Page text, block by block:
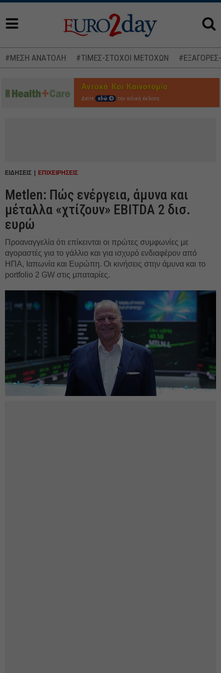
#ΜΕΣΗ ΑΝΑΤΟΛΗ #ΤΙΜΕΣ-ΣΤΟΧΟΙ ΜΕΤΟΧΩΝ
Δείτε εδώ την ειδική έκδοση
ΕΙΔΗΣΕΙΣ ΕΠΙΧΕΙΡΗΣΕΙΣ
Metlen: Πώς ενέργεια, άμυνα και
μέταλλα «χτίζουν» EBITDA 2 δισ.
ευρώ
Προαναγγελία ότι επίκεινται οι πρώτες συμφωνίες με
αγοραστές για το γάλλιο και για ισχυρό ενδιαφέρον από
ΗΠΑ, Ιαπωνία και Ευρώπη. Οι κινήσεις στην άμυνα και το
portfolio 2 GW στις μπαταρίες.